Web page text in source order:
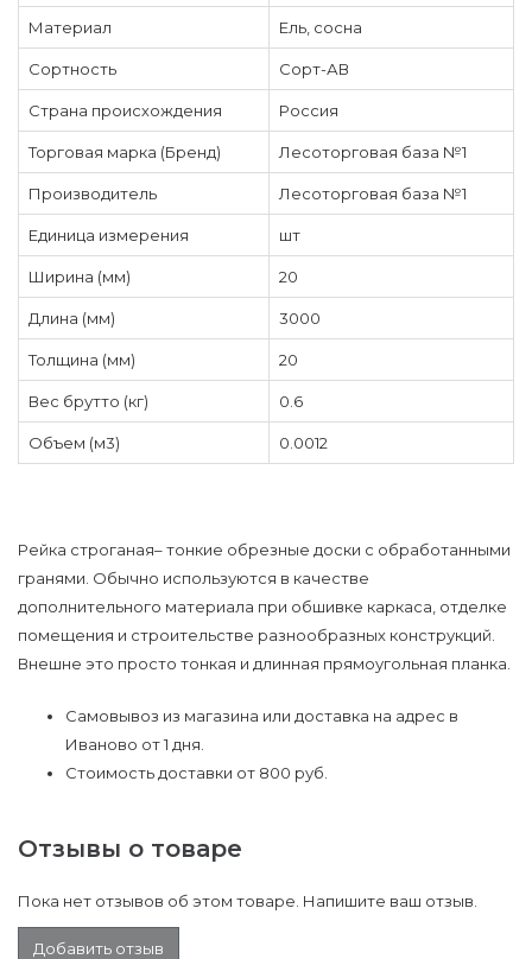
Материал Ель, сосна
Сортность Сорт-АВ
Страна происхождения Россия
Торговая марка (Бренд) Лесоторговая база №1
Производитель Лесоторговая база №1
Единица измерения шт
Ширина (мм) 20
Длина (мм) 3000
Толщина (мм) 20
Вес брутто (кг) 0.6
Объем (м3) 0.0012
Рейка строганая– тонкие обрезные доски с обработанными
гранями. Обычно используются в качестве
дополнительного материала при обшивке каркаса, отделке
помещения и строительстве разнообразных конструкций.
Внешне это просто тонкая и длинная прямоугольная планка.
Самовывоз из магазина или доставка на адрес в
Иваново от 1 дня.
Стоимость доставки от 800 руб.
Отзывы о товаре
Пока нет отзывов об этом товаре. Напишите ваш отзыв.
Добавить отзыв